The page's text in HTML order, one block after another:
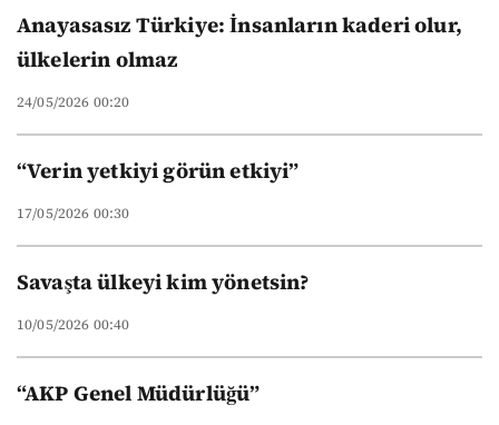
Anayasasız Türkiye: İnsanların kaderi olur,
ülkelerin olmaz
24/05/2026 00:20
“Verin yetkiyi görün etkiyi”
17/05/2026 00:30
Savaşta ülkeyi kim yönetsin?
10/05/2026 00:40
“AKP Genel Müdürlüğü”